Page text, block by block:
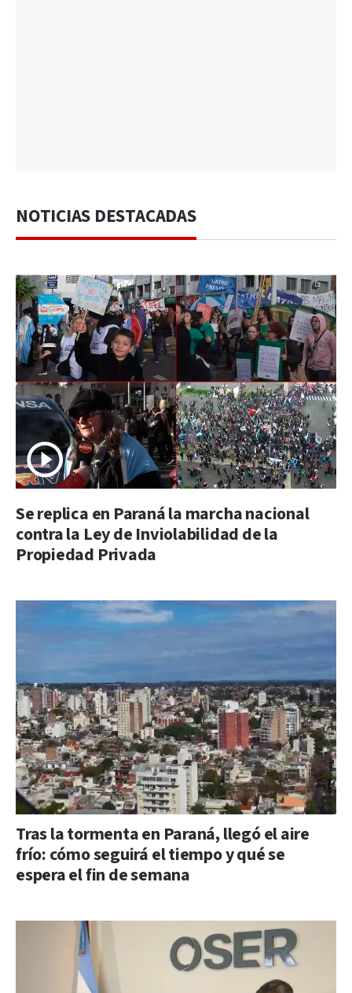
NOTICIAS DESTACADAS
Se replica en Paraná la marcha nacional
contra la Ley de Inviolabilidad de la
Propiedad Privada
Tras la tormenta en Paraná, llegó el aire
frío: cómo seguirá el tiempo y qué se
espera el fin de semana